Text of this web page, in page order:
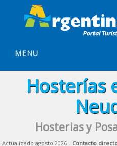
MENU
Hosterías
Hosterias y
Actualizado agosto 2026 - Contacto